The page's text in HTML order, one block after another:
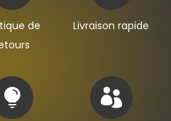
de
Livraison rapide
 